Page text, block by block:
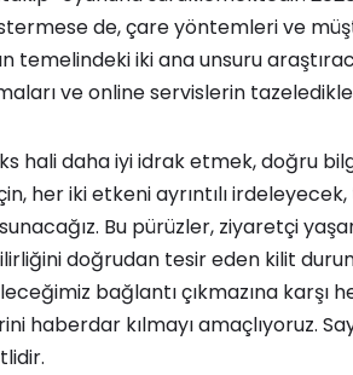
de, çare yöntemleri ve
temelindeki iki ana unsuru
ve online servislerin
hali daha iyi idrak etmek, doğru
her iki etkeni ayrıntılı
Bu pürüzler, ziyaretçi
doğrudan tesir eden kilit
bağlantı çıkmazına
haberdar kılmayı amaçlıyoruz.